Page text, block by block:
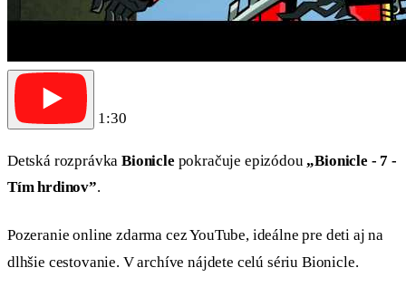
1:30
Detská rozprávkaBionicle pokračuje epizódou „Bionicle - 7 -
Tím hrdinov”.
Pozeranie online zdarma cez YouTube, ideálne pre deti aj na
dlhšie cestovanie. V archíve nájdete celú sériu Bionicle.